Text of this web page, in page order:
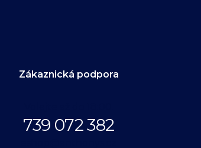
Zákaznická podpora
739 072 382